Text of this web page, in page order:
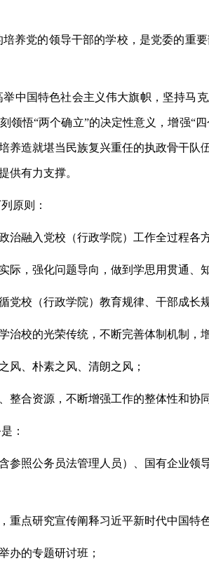
养党的领导干部的学校，是党委的重
中国特色社会主义伟大旗帜，坚持马
领悟“两个确立”的决定性意义，增强“
养造就堪当民族复兴重任的执政骨干
供有力支撑。
原则：
治融入党校（行政学院）工作全过程各
际，强化问题导向，做到学思用贯通、
党校（行政学院）教育规律、干部成
治校的光荣传统，不断完善体制机制，
风、朴素之风、清朗之风；
整合资源，不断增强工作的整体性和协同
：
参照公务员法管理人员）、国有企业
重点研究宣传阐释习近平新时代中国特
办的专题研讨班；